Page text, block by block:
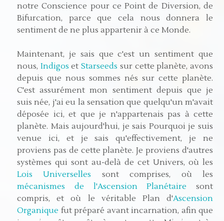
notre Conscience pour ce Point de Diversion, de
Bifurcation, parce que cela nous donnera le
sentiment de ne plus appartenir à ce Monde.
Maintenant, je sais que c'est un sentiment que
nous, Indigos etStarseeds sur cette planète, avons
depuis que nous sommes nés sur cette planète.
C'est assurément mon sentiment depuis que je
suis née, j'ai eu la sensation que quelqu'un m'avait
déposée ici, et que je n'appartenais pas à cette
planète. Mais aujourd'hui, je sais Pourquoi je suis
venue ici, et je sais qu'effectivement, je ne
proviens pas de cette planète. Je proviens d'autres
systèmes qui sont au-delà de cet Univers, où les
Lois Universelles sont comprises, où les
mécanismes de l'Ascension Planétaire sont
compris, et où le véritable Plan d'Ascension
Organique fut préparé avant incarnation, afin que